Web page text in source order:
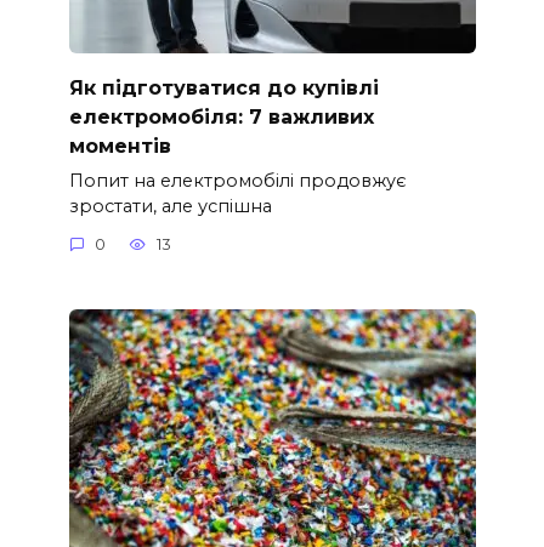
Як підготуватися до купівлі
електромобіля: 7 важливих
моментів
Попит на електромобілі продовжує
зростати, але успішна
0 13